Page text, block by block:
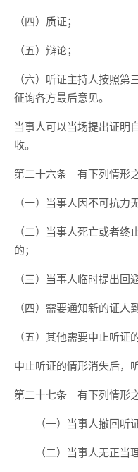
（四）质证；
（五）辩论；
（六）听证主持人按照
征询各方最后意见。
当事人可以当场提出证明
收。
第二十六条 有下列情形
（一）当事人因不可抗力
（二）当事人死亡或者
的；
（三）当事人临时提出回
（四）需要通知新的证人
（五）其他需要中止听证
中止听证的情形消失后，
第二十七条 有下列情形
（一）当事人撤回听证
（二）当事人无正当理